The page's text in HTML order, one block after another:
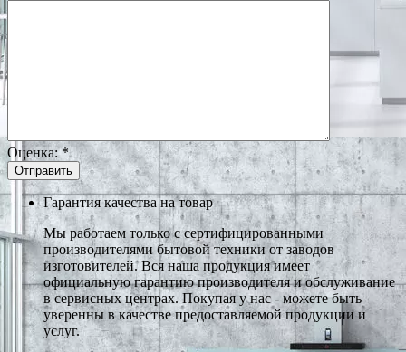
Оценка:*
Гарантия качества на товар
Мы работаем только с сертифицированными
производителями бытовой техники от заводов
изготовителей. Вся наша продукция имеет
официальную гарантию производителя и обслуживание
в сервисных центрах. Покупая у нас - можете быть
уверенны в качестве предоставляемой продукции и
услуг.